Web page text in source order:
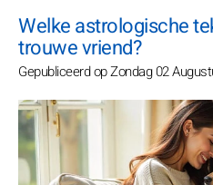
Welke astrologische
trouwe vriend?
Gepubliceerd op Zondag 02